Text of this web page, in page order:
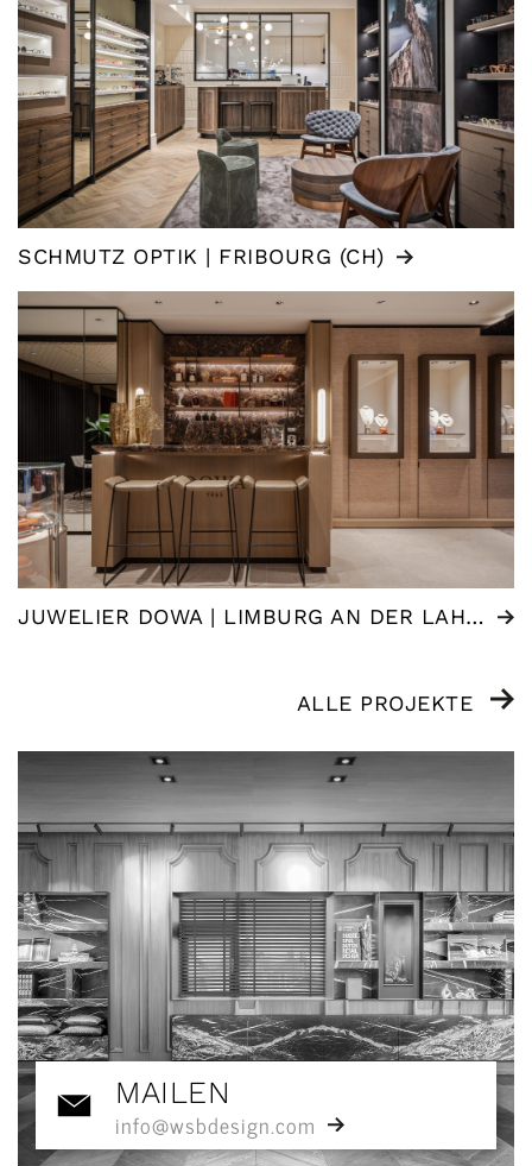
SCHMUTZ OPTIK | FRIBOURG (CH)
JUWELIER DOWA | LIMBURG AN DER LAHN (DE)
ALLE PROJEKTE
MAILEN
info@wsbdesign.com